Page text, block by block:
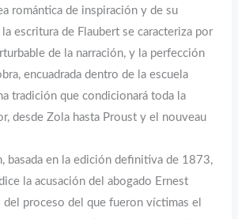
romántica de inspiración y de su
escritura de Flaubert se caracteriza por
de la narración, y la perfección
encuadrada dentro de la escuela
tradición que condicionará toda la
desde Zola hasta Proust y el nouveau
basada en la edición definitiva de 1873,
la acusación del abogado Ernest
del proceso del que fueron víctimas el